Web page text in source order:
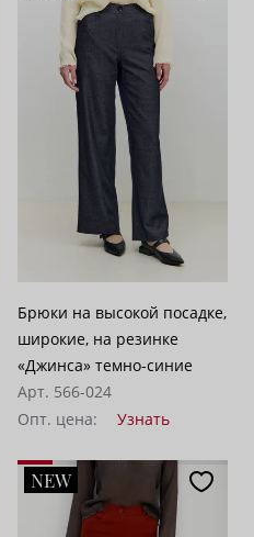
Брюки на высокой посадке,
широкие, на резинке
«Джинса» темно-синие
Арт. 566-024
Опт. цена:
Узнать
NEW